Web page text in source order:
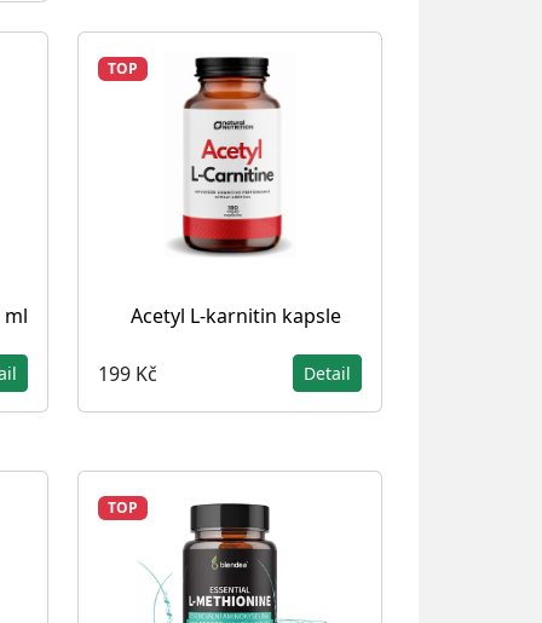
ml
TOP
Acetyl L-karnitin kapsle
199 Kč Detail
TOP